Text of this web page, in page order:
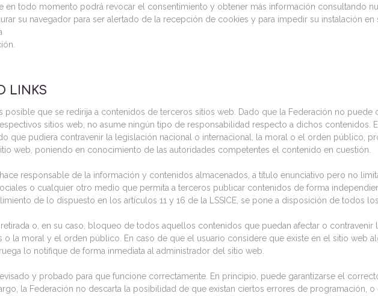
en todo momento podrá revocar el consentimiento y obtener más información consultando
su navegador para ser alertado de la recepción de cookies y para impedir su instalación
LINKS
posible que se redirija a contenidos de terceros sitios web. Dado que la Federación no
sitios web, no asume ningún tipo de responsabilidad respecto a dichos contenidos.
que pudiera contravenir la legislación nacional o internacional, la moral o el orden público,
web, poniendo en conocimiento de las autoridades competentes el contenido en cuestión.
hace responsable de la información y contenidos almacenados, a título enunciativo pero no
o cualquier otro medio que permita a terceros publicar contenidos de forma
de lo dispuesto en los artículos 11 y 16 de la LSSICE, se pone a disposición de todos
o, en su caso, bloqueo de todos aquellos contenidos que puedan afectar o contravenir
o la moral y el orden público. En caso de que el usuario considere que existe en el sitio web
lo notifique de forma inmediata al administrador del sitio web.
y probado para que funcione correctamente. En principio, puede garantizarse el
la Federación no descarta la posibilidad de que existan ciertos errores de programación,